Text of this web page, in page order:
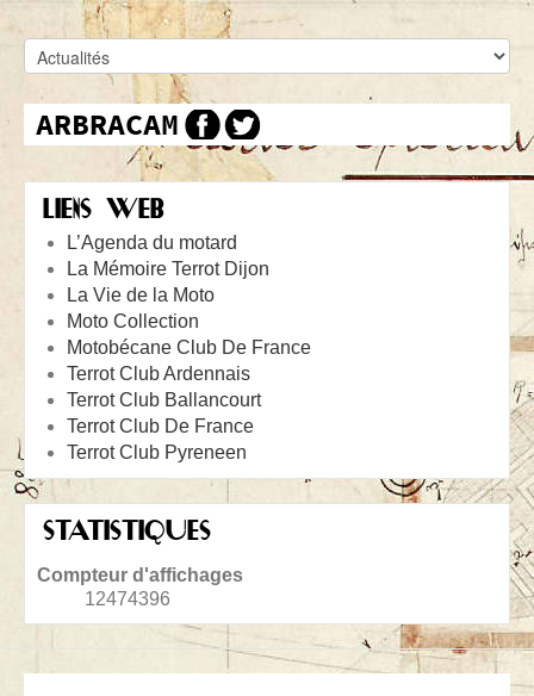
LIENS WEB
L’Agenda du motard
La Mémoire Terrot Dijon
La Vie de la Moto
Moto Collection
Motobécane Club De France
Terrot Club Ardennais
Terrot Club Ballancourt
Terrot Club De France
Terrot Club Pyreneen
STATISTIQUES
Compteur d'affichages
12474396